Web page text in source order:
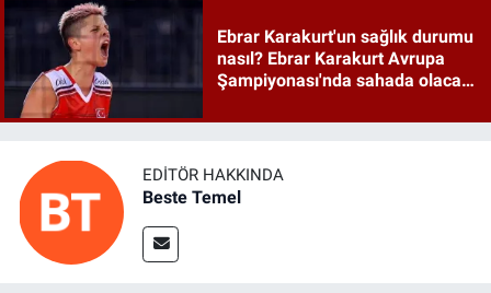
Ebrar Karakurt'un sağlık durumu
nasıl? Ebrar Karakurt Avrupa
Şampiyonası'nda sahada olacak
EDITÖR HAKKINDA
Beste Temel